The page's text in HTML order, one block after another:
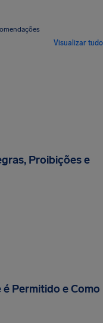
Visualizar tudo
Proibições e
Permitido e Como